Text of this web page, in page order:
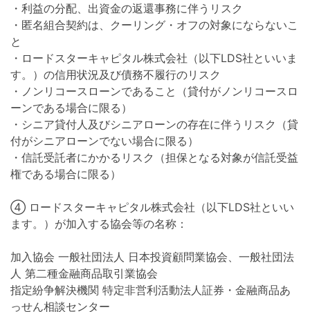
・利益の分配、出資金の返還事務に伴うリスク
・匿名組合契約は、クーリング・オフの対象にならないこ
と
・ロードスターキャピタル株式会社（以下LDS社といいま
す。）の信用状況及び債務不履行のリスク
・ノンリコースローンであること（貸付がノンリコースロ
ーンである場合に限る）
・シニア貸付人及びシニアローンの存在に伴うリスク（貸
付がシニアローンでない場合に限る）
・信託受託者にかかるリスク（担保となる対象が信託受益
権である場合に限る）
④ ロードスターキャピタル株式会社（以下LDS社といい
ます。）が加入する協会等の名称：
加入協会 一般社団法人 日本投資顧問業協会、一般社団法
人 第二種金融商品取引業協会
指定紛争解決機関 特定非営利活動法人証券・金融商品あ
っせん相談センター